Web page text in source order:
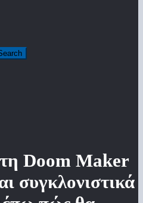
Doom Maker
συγκλονιστικά